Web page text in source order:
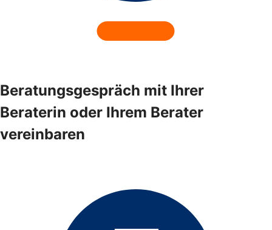
Beratungsgespräch mit Ihrer
Beraterin oder Ihrem Berater
vereinbaren